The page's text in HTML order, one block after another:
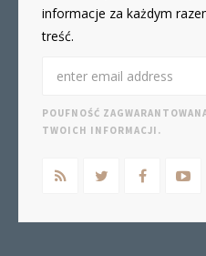
informacje za każdym
treść.
POUFNOŚĆ
TWOICH INFORMACJI.